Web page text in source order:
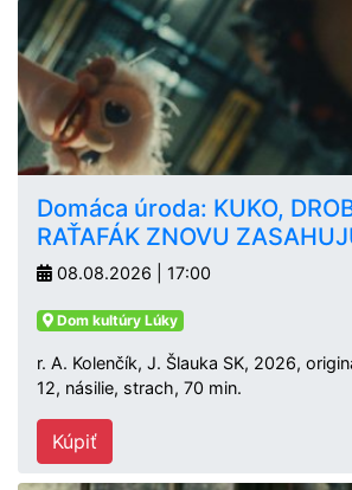
Domáca úroda: KUKO,
RAŤAFÁK ZNOVU
08.08.2026 | 17:00
Dom kultúry Lúky
r. A. Kolenčík, J. Šlauka SK, 2026,
12, násilie, strach, 70 min.
Kúpiť